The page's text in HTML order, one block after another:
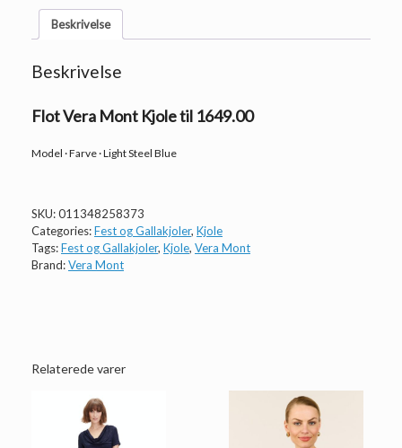
Beskrivelse
Beskrivelse
Flot Vera Mont Kjole til 1649.00
Model · Farve · Light Steel Blue
SKU:011348258373
Categories:Fest og Gallakjoler, Kjole
Tags:Fest og Gallakjoler, Kjole, Vera Mont
Brand:Vera Mont
Relaterede varer